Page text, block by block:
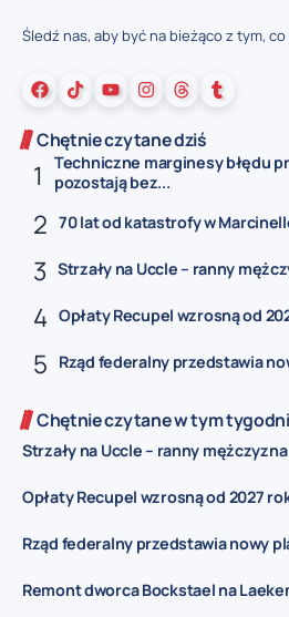
Śledź nas, aby być na bieżąco z tym,
Chętnie czytane dziś
Techniczne marginesy błędu
pozostają bez...
70 lat od katastrofy w
Strzały na Uccle – ranny
Opłaty Recupel wzrosną od
Rząd federalny przedstawia
Chętnie czytane w tym
Strzały na Uccle – ranny
Opłaty Recupel wzrosną od 2027
Rząd federalny przedstawia nowy
Remont dworca Bockstael na